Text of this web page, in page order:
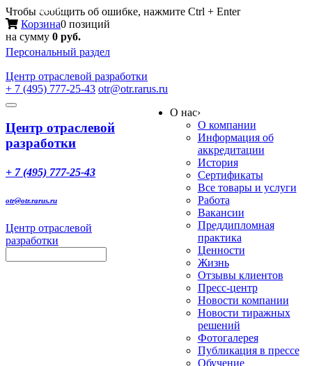
Чтобы сообщить об ошибке, нажмите Ctrl + Enter
Корзина0 позиций
на сумму 0 руб.
Персональный раздел
Центр отраслевой разработки
+ 7 (495) 777-25-43 otr@otr.rarus.ru
Toggle
Меню
Центр отраслевой
разработки
+ 7 (495) 777-25-43
otr@otr.rarus.ru
Центр отраслевой
разработки
О нас›
О компании
Информация об
аккредитации
История
Сертификаты
Все товары и услуги
Работа
Вакансии
Преддипломная
практика
Ценности
Жизнь
Отзывы клиентов
Пресс-центр
Новости компании
Новости тиражных
решений
Фотогалерея
Публикация в прессе
Обучение